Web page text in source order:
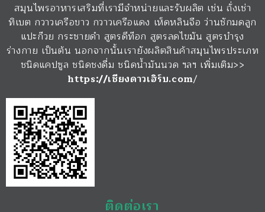
สมุนไพรอาหารเสริมที่เรามีจำหน่ายและรับผลิต เช่น ถั่งเช่า
ทิเบต กวาวเครือขาว กวาวเครือแดง เห็ดหลินจือ ว่านชักมดลูก
แปะก๊วย กระชายดำ สูตรดีท๊อก สูตรลดไขมัน สูตรบำรุง
ร่างกาย เป็นต้น นอกจากนั้นเรายังผลิตสินค้าสมุนไพรประเภท
ชนิดแคปซูล ชนิดชงดื่ม ชนิดน้ำมันนวด ฯลฯ เพิ่มเติม>>
https://เชียงดาวเฮิร์บ.com/
ติดต่อเรา